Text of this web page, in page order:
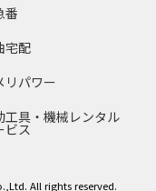
番
宅配
リパワー
工具・機械レンタル
ビス
All rights reserved.